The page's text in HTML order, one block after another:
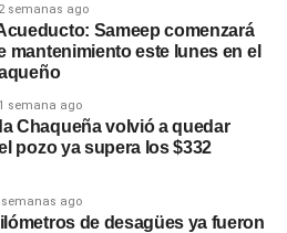
2 semanas ago
Sameep comenzará
mantenimiento este lunes en el
1 semana ago
Chaqueña volvió a quedar
pozo ya supera los $332
semanas ago
de desagües ya fueron